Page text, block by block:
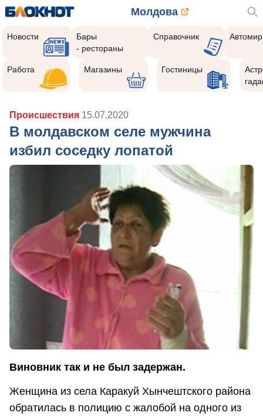
Молдова
Новости
Бары
- рестораны
Справочник Автомир
Работа Магазины Гостиницы
Происшествия 15.07.2020
В молдавском селе мужчина
избил соседку лопатой
Виновник так и не был задержан.
Женщина из села Каракуй Хынчештского района
обратилась в полицию с жалобой на одного из